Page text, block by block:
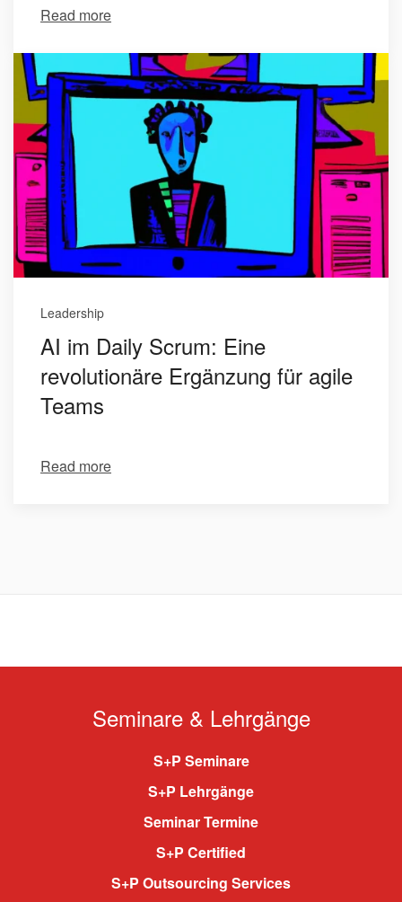
Read more
Leadership
AI im Daily Scrum: Eine
revolutionäre Ergänzung für agile
Teams
Read more
Seminare & Lehrgänge
S+P Seminare
S+P Lehrgänge
Seminar Termine
S+P Certified
S+P Outsourcing Services